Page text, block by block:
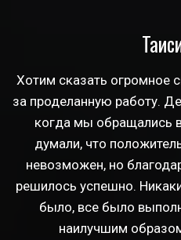
Хотим сказать огромное
за проделанную работу.
когда мы обращались
думали, что
невозможен, но
решилось успешно.
было, все было
наилучшим